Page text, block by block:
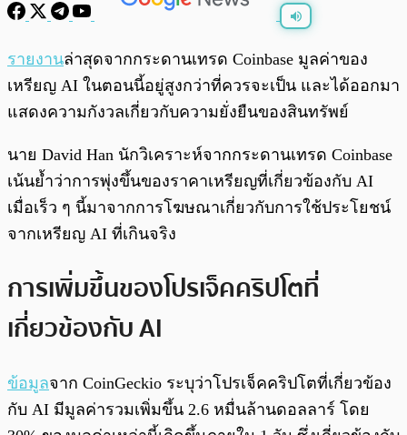
พร้อมเล่น 0:00/
รายงานล่าสุดจากกระดานเทรด Coinbase มูลค่าของ
เหรียญ AI ในตอนนี้อยู่สูงกว่าที่ควรจะเป็น และได้ออกมา
แสดงความกังวลเกี่ยวกับความยั่งยืนของสินทรัพย์
นาย David Han นักวิเคราะห์จากกระดานเทรด Coinbase
เน้นย้ำว่าการพุ่งขึ้นของราคาเหรียญที่เกี่ยวข้องกับ AI
เมื่อเร็ว ๆ นี้มาจากการโฆษณาเกี่ยวกับการใช้ประโยชน์
จากเหรียญ AI ที่เกินจริง
การเพิ่มขึ้นของโปรเจ็คคริปโตที่
เกี่ยวข้องกับ AI
ข้อมูลจาก CoinGeckio ระบุว่าโปรเจ็คคริปโตที่เกี่ยวข้อง
กับ AI มีมูลค่ารวมเพิ่มขึ้น 2.6 หมื่นล้านดอลลาร์ โดย